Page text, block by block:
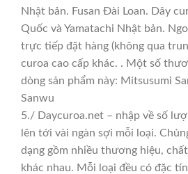
Nhật bản. Fusan Đài Loan. Dây
Quốc và Yamatachi Nhật bản.
trực tiếp đặt hàng (không qua
curoa cao cấp khác. . Một số
dòng sản phẩm này: Mitsusumi
Sanwu
5./ Daycuroa.net – nhập về số
lên tới vài ngàn sợi mỗi loại.
dạng gồm nhiều thương hiệu,
khác nhau. Mỗi loại đều có đặc